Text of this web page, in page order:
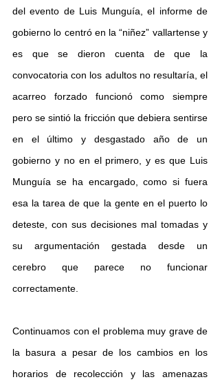
del evento de Luis Munguía, el informe de
gobierno lo centró en la “niñez” vallartense y
es que se dieron cuenta de que la
convocatoria con los adultos no resultaría, el
acarreo forzado funcionó como siempre
pero se sintió la fricción que debiera sentirse
en el último y desgastado año de un
gobierno y no en el primero, y es que Luis
Munguía se ha encargado, como si fuera
esa la tarea de que la gente en el puerto lo
deteste, con sus decisiones mal tomadas y
su argumentación gestada desde un
cerebro que parece no funcionar
correctamente.
Continuamos con el problema muy grave de
la basura a pesar de los cambios en los
horarios de recolección y las amenazas